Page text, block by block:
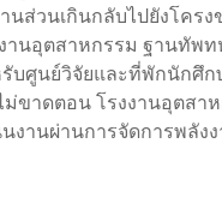
วนเกินกลับไปยังโคร
นอุตสาหกรรม ฐานทัพ
ศูนย์วิจัยและที่พักนักศึ
ขาดตอน โรงงานอุตส
นงานผ่านการจัดการพลัง